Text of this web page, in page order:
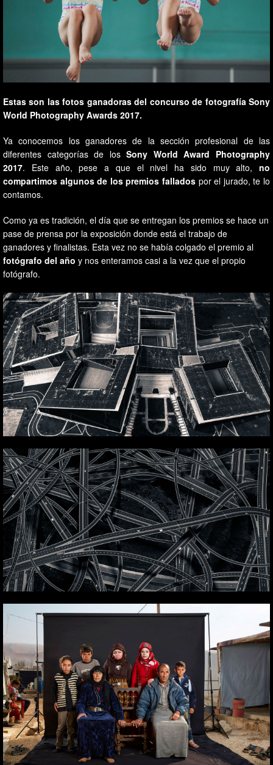
Estas son las fotos ganadoras del concurso de fotografía Sony
World Photography Awards 2017.
Ya conocemos los ganadores de la sección profesional de las
diferentes categorías de losSony World Award Photography
2017. Este año, pese a que el nivel ha sido muy alto, no
compartimos algunos de los premios fallados por el jurado, te lo
contamos.
Como ya es tradición, el día que se entregan los premios se hace un
pase de prensa por la exposición donde está el trabajo de
ganadores y finalistas. Esta vez no se había colgado el premio al
fotógrafo del año y nos enteramos casi a la vez que el propio
fotógrafo.